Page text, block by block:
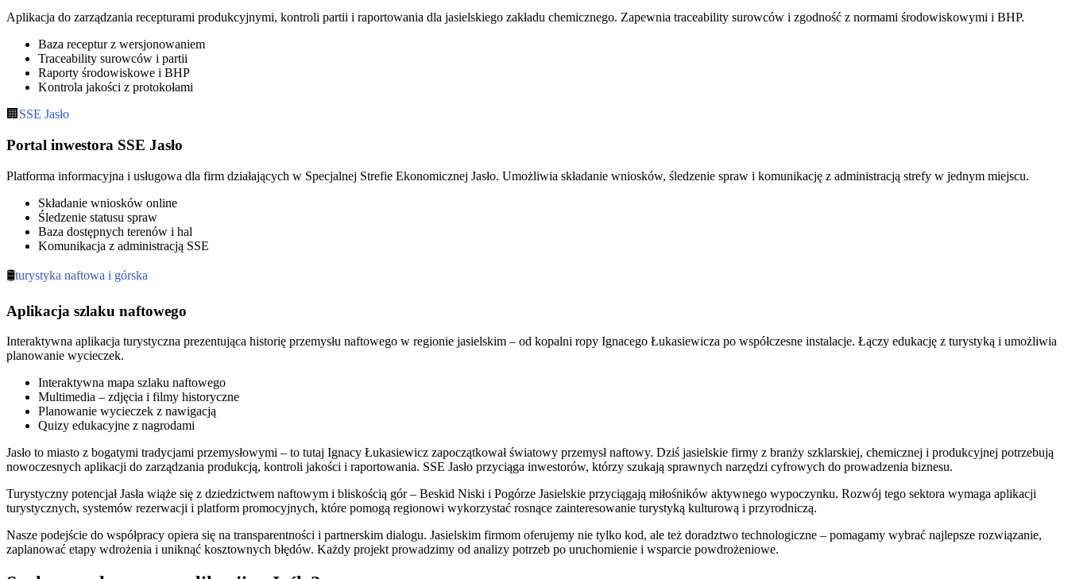
Aplikacja do zarządzania recepturami produkcyjnymi, kontroli partii i raportowania dla jasielskiego zakładu chemicznego. Zapewnia traceability surowców i zgodność z normami środowiskowymi i BHP.
Baza receptur z wersjonowaniem
Traceability surowców i partii
Raporty środowiskowe i BHP
Kontrola jakości z protokołami
🏢 SSE Jasło
Portal inwestora SSE Jasło
Platforma informacyjna i usługowa dla firm działających w Specjalnej Strefie Ekonomicznej Jasło. Umożliwia składanie wniosków, śledzenie spraw i komunikację z administracją strefy w jednym miejscu.
Składanie wniosków online
Śledzenie statusu spraw
Baza dostępnych terenów i hal
Komunikacja z administracją SSE
🛢️turystyka naftowa i górska
Aplikacja szlaku naftowego
Interaktywna aplikacja turystyczna prezentująca historię przemysłu naftowego w regionie jasielskim – od kopalni ropy Ignacego Łukasiewicza po współczesne instalacje. Łączy edukację z turystyką i umożliwia
planowanie wycieczek.
Interaktywna mapa szlaku naftowego
Multimedia – zdjęcia i filmy historyczne
Planowanie wycieczek z nawigacją
Quizy edukacyjne z nagrodami
Jasło to miasto z bogatymi tradycjami przemysłowymi – to tutaj Ignacy Łukasiewicz zapoczątkował światowy przemysł naftowy. Dziś jasielskie firmy z branży szklarskiej, chemicznej i produkcyjnej potrzebują
nowoczesnych aplikacji do zarządzania produkcją, kontroli jakości i raportowania. SSE Jasło przyciąga inwestorów, którzy szukają sprawnych narzędzi cyfrowych do prowadzenia biznesu.
Turystyczny potencjał Jasła wiąże się z dziedzictwem naftowym i bliskością gór – Beskid Niski i Pogórze Jasielskie przyciągają miłośników aktywnego wypoczynku. Rozwój tego sektora wymaga aplikacji
turystycznych, systemów rezerwacji i platform promocyjnych, które pomogą regionowi wykorzystać rosnące zainteresowanie turystyką kulturową i przyrodniczą.
Nasze podejście do współpracy opiera się na transparentności i partnerskim dialogu. Jasielskim firmom oferujemy nie tylko kod, ale też doradztwo technologiczne – pomagamy wybrać najlepsze rozwiązanie,
zaplanować etapy wdrożenia i uniknąć kosztownych błędów. Każdy projekt prowadzimy od analizy potrzeb po uruchomienie i wsparcie powdrożeniowe.